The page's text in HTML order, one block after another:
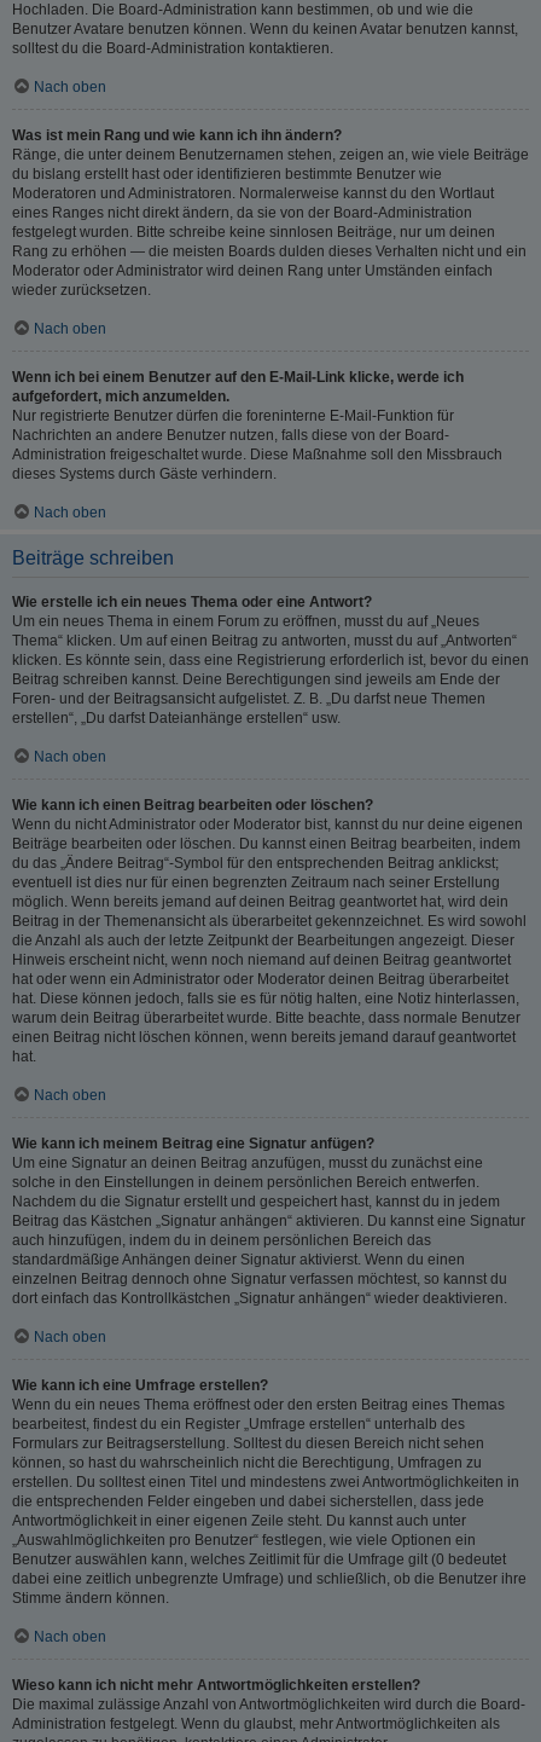
Hochladen. Die Board-Administration kann bestimmen, ob und wie die
Benutzer Avatare benutzen können. Wenn du keinen Avatar benutzen kannst,
solltest du die Board-Administration kontaktieren.
Nach oben
Was ist mein Rang und wie kann ich ihn ändern?
Ränge, die unter deinem Benutzernamen stehen, zeigen an, wie viele Beiträge
du bislang erstellt hast oder identifizieren bestimmte Benutzer wie
Moderatoren und Administratoren. Normalerweise kannst du den Wortlaut
eines Ranges nicht direkt ändern, da sie von der Board-Administration
festgelegt wurden. Bitte schreibe keine sinnlosen Beiträge, nur um deinen
Rang zu erhöhen — die meisten Boards dulden dieses Verhalten nicht und ein
Moderator oder Administrator wird deinen Rang unter Umständen einfach
wieder zurücksetzen.
Nach oben
Wenn ich bei einem Benutzer auf den E-Mail-Link klicke, werde ich
aufgefordert, mich anzumelden.
Nur registrierte Benutzer dürfen die foreninterne E-Mail-Funktion für
Nachrichten an andere Benutzer nutzen, falls diese von der Board-
Administration freigeschaltet wurde. Diese Maßnahme soll den Missbrauch
dieses Systems durch Gäste verhindern.
Nach oben
Beiträge schreiben
Wie erstelle ich ein neues Thema oder eine Antwort?
Um ein neues Thema in einem Forum zu eröffnen, musst du auf „Neues
Thema“ klicken. Um auf einen Beitrag zu antworten, musst du auf „Antworten“
klicken. Es könnte sein, dass eine Registrierung erforderlich ist, bevor du einen
Beitrag schreiben kannst. Deine Berechtigungen sind jeweils am Ende der
Foren- und der Beitragsansicht aufgelistet. Z. B. „Du darfst neue Themen
erstellen“, „Du darfst Dateianhänge erstellen“ usw.
Nach oben
Wie kann ich einen Beitrag bearbeiten oder löschen?
Wenn du nicht Administrator oder Moderator bist, kannst du nur deine eigenen
Beiträge bearbeiten oder löschen. Du kannst einen Beitrag bearbeiten, indem
du das „Ändere Beitrag“-Symbol für den entsprechenden Beitrag anklickst;
eventuell ist dies nur für einen begrenzten Zeitraum nach seiner Erstellung
möglich. Wenn bereits jemand auf deinen Beitrag geantwortet hat, wird dein
Beitrag in der Themenansicht als überarbeitet gekennzeichnet. Es wird sowohl
die Anzahl als auch der letzte Zeitpunkt der Bearbeitungen angezeigt. Dieser
Hinweis erscheint nicht, wenn noch niemand auf deinen Beitrag geantwortet
hat oder wenn ein Administrator oder Moderator deinen Beitrag überarbeitet
hat. Diese können jedoch, falls sie es für nötig halten, eine Notiz hinterlassen,
warum dein Beitrag überarbeitet wurde. Bitte beachte, dass normale Benutzer
einen Beitrag nicht löschen können, wenn bereits jemand darauf geantwortet
hat.
Nach oben
Wie kann ich meinem Beitrag eine Signatur anfügen?
Um eine Signatur an deinen Beitrag anzufügen, musst du zunächst eine
solche in den Einstellungen in deinem persönlichen Bereich entwerfen.
Nachdem du die Signatur erstellt und gespeichert hast, kannst du in jedem
Beitrag das Kästchen „Signatur anhängen“ aktivieren. Du kannst eine Signatur
auch hinzufügen, indem du in deinem persönlichen Bereich das
standardmäßige Anhängen deiner Signatur aktivierst. Wenn du einen
einzelnen Beitrag dennoch ohne Signatur verfassen möchtest, so kannst du
dort einfach das Kontrollkästchen „Signatur anhängen“ wieder deaktivieren.
Nach oben
Wie kann ich eine Umfrage erstellen?
Wenn du ein neues Thema eröffnest oder den ersten Beitrag eines Themas
bearbeitest, findest du ein Register „Umfrage erstellen“ unterhalb des
Formulars zur Beitragserstellung. Solltest du diesen Bereich nicht sehen
können, so hast du wahrscheinlich nicht die Berechtigung, Umfragen zu
erstellen. Du solltest einen Titel und mindestens zwei Antwortmöglichkeiten in
die entsprechenden Felder eingeben und dabei sicherstellen, dass jede
Antwortmöglichkeit in einer eigenen Zeile steht. Du kannst auch unter
„Auswahlmöglichkeiten pro Benutzer“ festlegen, wie viele Optionen ein
Benutzer auswählen kann, welches Zeitlimit für die Umfrage gilt (0 bedeutet
dabei eine zeitlich unbegrenzte Umfrage) und schließlich, ob die Benutzer ihre
Stimme ändern können.
Nach oben
Wieso kann ich nicht mehr Antwortmöglichkeiten erstellen?
Die maximal zulässige Anzahl von Antwortmöglichkeiten wird durch die Board-
Administration festgelegt. Wenn du glaubst, mehr Antwortmöglichkeiten als